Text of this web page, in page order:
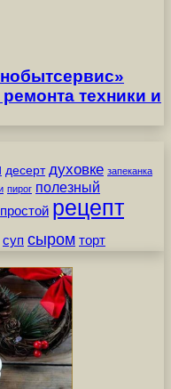
техники и
десерт духовке запеканка
пирог полезный
простой рецепт
суп сыром торт